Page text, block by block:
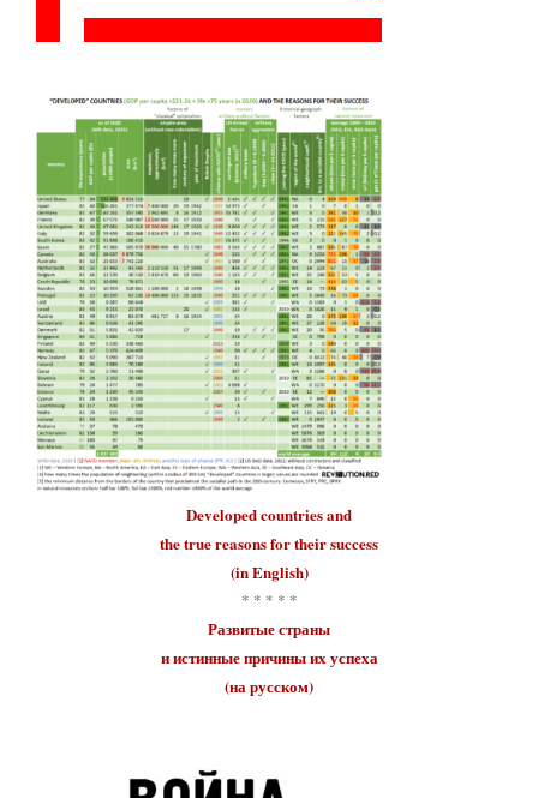
Developed countriesand
the true reasons for theirsuccess
(in English)
* * * * *
Развитые страны
и истинные причины их успеха
(на русском)